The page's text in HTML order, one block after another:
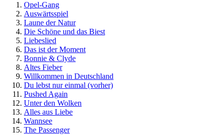
Opel-Gang
Auswärtsspiel
Laune der Natur
Die Schöne und das Biest
Liebeslied
Das ist der Moment
Bonnie & Clyde
Altes Fieber
Willkommen in Deutschland
Du lebst nur einmal (vorher)
Pushed Again
Unter den Wolken
Alles aus Liebe
Wannsee
The Passenger